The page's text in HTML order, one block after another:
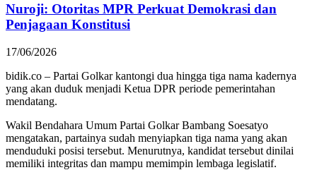
Nuroji: Otoritas MPR Perkuat Demokrasi dan
Penjagaan Konstitusi
17/06/2026
bidik.co – Partai Golkar kantongi dua hingga tiga nama kadernya
yang akan duduk menjadi Ketua DPR periode pemerintahan
mendatang.
Wakil Bendahara Umum Partai Golkar Bambang Soesatyo
mengatakan, partainya sudah menyiapkan tiga nama yang akan
menduduki posisi tersebut. Menurutnya, kandidat tersebut dinilai
memiliki integritas dan mampu memimpin lembaga legislatif.